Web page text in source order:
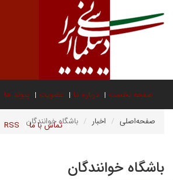
صفحه نخست درباره ما عضویت پیوند ها
تماس با ما RSS صفحه‌اصلی اخبار باشگاه خوانندگان
باشگاه خوانندگان